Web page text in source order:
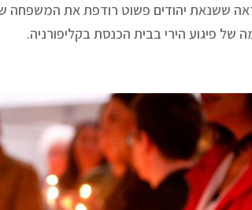
ששנאת יהודים פשוט רודפת את המשפחה
של פיגוע הירי בבית הכנסת בקליפורניה.